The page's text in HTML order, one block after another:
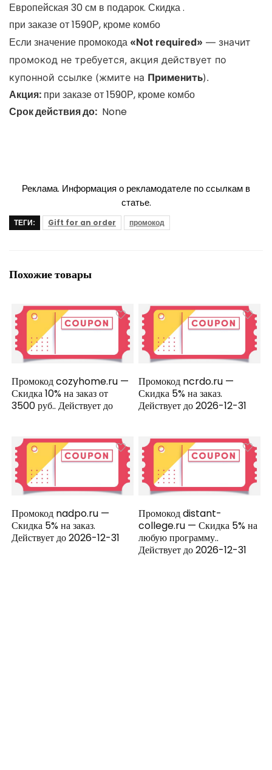
Европейская 30 см в подарок. Скидка .
при заказе от 1590Р, кроме комбо
Если значение промокода «Not required» — значит
промокод не требуется, акция действует по
купонной ссылке (жмите на Применить).
Акция: при заказе от 1590Р, кроме комбо
Срок действия до: None
Реклама. Информация о рекламодателе по ссылкам в
статье.
ТЕГИ: Gift for an order промокод
Похожие товары
Промокод cozyhome.ru —
Скидка 10% на заказ от
3500 руб.. Действует до
Промокод ncrdo.ru —
Скидка 5% на заказ.
Действует до 2026-12-31
Промокод nadpo.ru —
Скидка 5% на заказ.
Действует до 2026-12-31
Промокод distant-
college.ru — Скидка 5% на
любую программу..
Действует до 2026-12-31